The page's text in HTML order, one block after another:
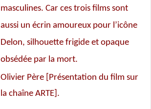
masculines. Car ces trois films sont
aussi un écrin amoureux pour l’icône
Delon, silhouette frigide et opaque
obsédée par la mort.
Olivier Père [Présentation du film sur
la chaîne ARTE].